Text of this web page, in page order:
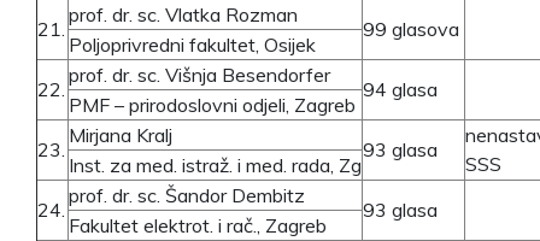
21.
prof. dr. sc. Vlatka Rozman
99 glasova
Poljoprivredni fakultet, Osijek
22.
prof. dr. sc. Višnja Besendorfer
94 glasa
PMF – prirodoslovni odjeli, Zagreb
23.
Mirjana Kralj
93 glasa
SSS
Inst. za med. istraž. i med. rada, Zg
24.
prof. dr. sc. Šandor Dembitz
93 glasa
Fakultet elektrot. i rač., Zagreb